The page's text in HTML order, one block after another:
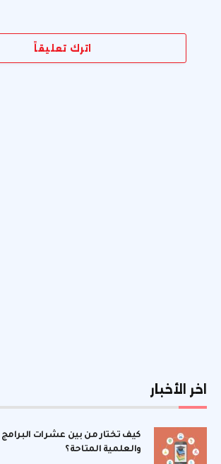
اترك تعليقاً
اخر الأخبار
كيف تختار من بين عشرات البرامج
والعلمية المتاحة؟